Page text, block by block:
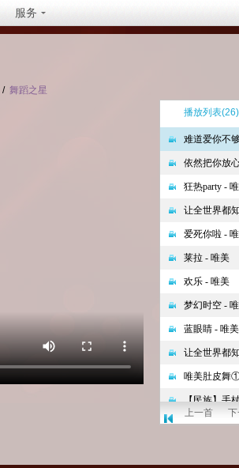
服务
/ 舞蹈之星
播放列表(26)
上一首